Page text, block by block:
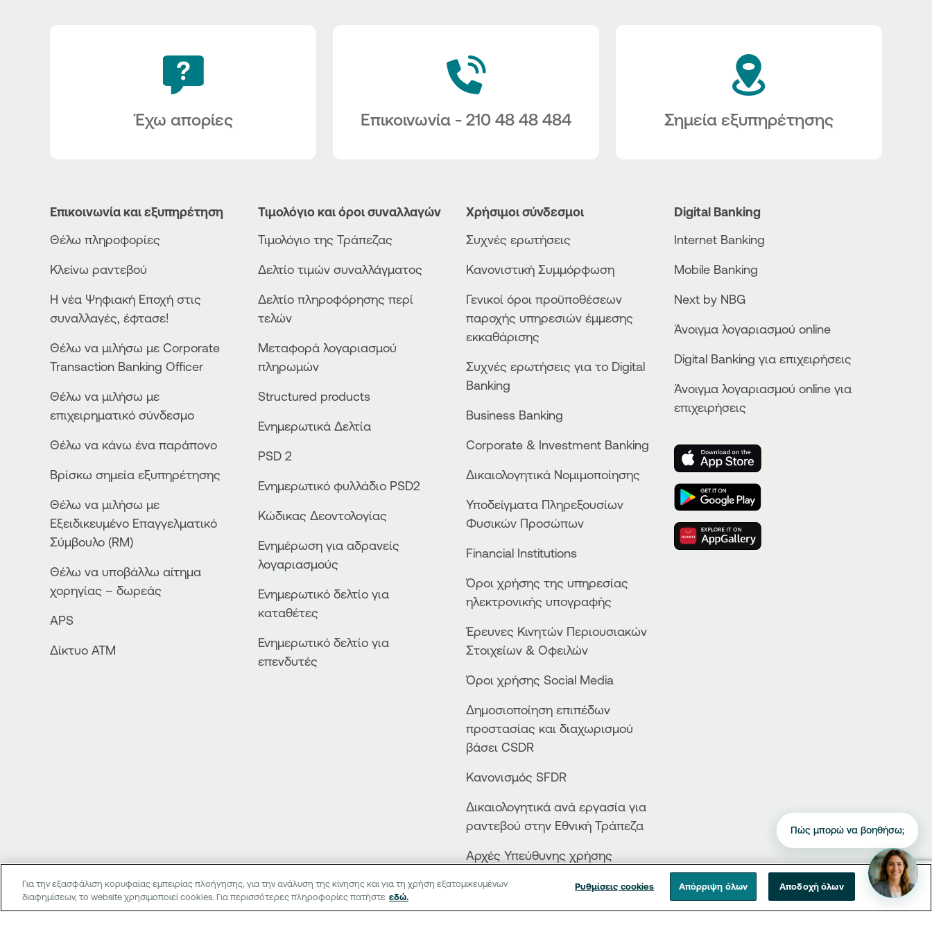
Έχω απορίες Επικοινωνία - 210 48 48 484 Σημεία εξυπηρέτησης
Επικοινωνία και εξυπηρέτηση
Θέλω πληροφορίες
Κλείνω ραντεβού
Η νέα Ψηφιακή Εποχή στις
συναλλαγές, έφτασε!
Θέλω να μιλήσω με Corporate
Transaction Banking Officer
Θέλω να μιλήσω με
επιχειρηματικό σύνδεσμο
Θέλω να κάνω ένα παράπονο
Βρίσκω σημεία εξυπηρέτησης
Θέλω να μιλήσω με
Εξειδικευμένο Επαγγελματικό
Σύμβουλο (RM)
Θέλω να υποβάλλω αίτημα
χορηγίας – δωρεάς
APS
Δίκτυο ΑΤΜ
Τιμολόγιο και όροι συναλλαγών
Τιμολόγιο της Τράπεζας
Δελτίο τιμών συναλλάγματος
Δελτίο πληροφόρησης περί
τελών
Μεταφορά λογαριασμού
πληρωμών
Structured products
Ενημερωτικά Δελτία
PSD 2
Ενημερωτικό φυλλάδιο PSD2
Κώδικας Δεοντολογίας
Ενημέρωση για αδρανείς
λογαριασμούς
Ενημερωτικό δελτίο για
καταθέτες
Ενημερωτικό δελτίο για
επενδυτές
Χρήσιμοι σύνδεσμοι
Συχνές ερωτήσεις
Κανονιστική Συμμόρφωση
Γενικοί όροι προϋποθέσεων
παροχής υπηρεσιών έμμεσης
εκκαθάρισης
Συχνές ερωτήσεις για το Digital
Banking
Business Βanking
Corporate & Investment Banking
Δικαιολογητικά Νομιμοποίησης
Υποδείγματα Πληρεξουσίων
Φυσικών Προσώπων
Financial Institutions
Όροι χρήσης της υπηρεσίας
ηλεκτρονικής υπογραφής
Έρευνες Κινητών Περιουσιακών
Στοιχείων & Οφειλών
Όροι χρήσης Social Media
Δημοσιοποίηση επιπέδων
προστασίας και διαχωρισμού
βάσει CSDR
Κανονισμός SFDR
Δικαιολογητικά ανά εργασία για
ραντεβού στην Εθνική Τράπεζα
Αρχές Υπεύθυνης χρήσης
Digital Banking
Internet Banking
Mobile Banking
Next by NBG
Άνοιγμα λογαριασμού online
Digital Banking για επιχειρήσεις
Άνοιγμα λογαριασμού online για
επιχειρήσεις
Πώς μπορώ να βοηθήσω;
Για την εξασφάλιση κορυφαίας εμπειρίας πλοήγησης, για την ανάλυση της κίνησης και για τη χρήση εξατομικευμένων
διαφημίσεων, το website χρησιμοποιεί cookies. Για περισσότερες πληροφορίες πατήστε εδώ.
Ρυθμίσεις cookies Απόρριψη όλων Αποδοχή όλων